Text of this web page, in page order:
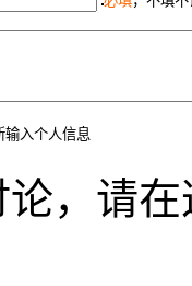
输入个人信息
，请在